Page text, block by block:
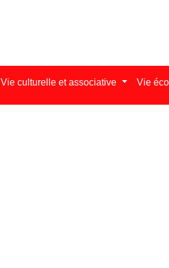
Vie culturelle et associative Vie